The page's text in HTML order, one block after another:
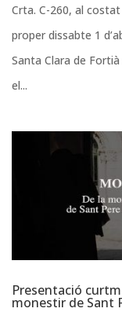
Crta. C-260, al
proper dissabte 1
Santa Clara de
el...
Presentació
monestir de Sant